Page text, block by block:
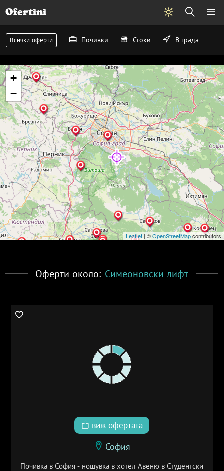
Ofertini
Всички оферти Почивки Стоки В града
+
−
Leaflet | ©OpenStreetMapcontributors
Оферти около: Симеоновски лифт
виж офертата
София
Почивка в София - нощувка в хотел Авеню в Студентски